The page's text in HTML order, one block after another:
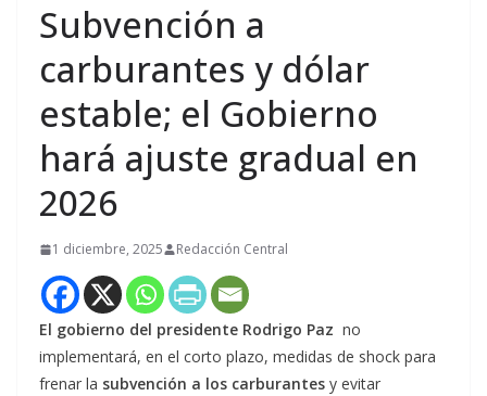
Subvención a
carburantes y dólar
estable; el Gobierno
hará ajuste gradual en
2026
1 diciembre, 2025 Redacción Central
El gobierno del presidente Rodrigo Paz no
implementará, en el corto plazo, medidas de shock para
frenar la subvención a los carburantes y evitar